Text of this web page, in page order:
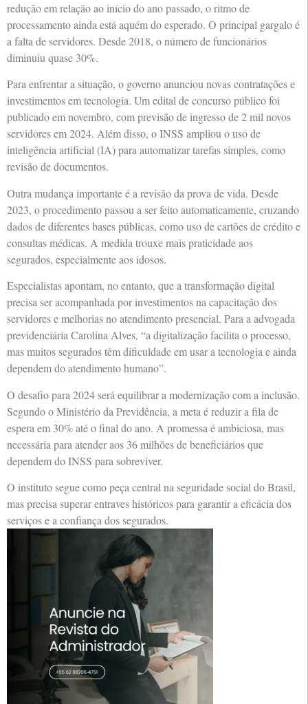
redução em relação ao início do ano passado, o ritmo de
processamento ainda está aquém do esperado. O principal gargalo é
a falta de servidores. Desde 2018, o número de funcionários
diminuiu quase 30%.
Para enfrentar a situação, o governo anunciou novas contratações e
investimentos em tecnologia. Um edital de concurso público foi
publicado em novembro, com previsão de ingresso de 2 mil novos
servidores em 2024. Além disso, o INSS ampliou o uso de
inteligência artificial (IA) para automatizar tarefas simples, como
revisão de documentos.
Outra mudança importante é a revisão da prova de vida. Desde
2023, o procedimento passou a ser feito automaticamente, cruzando
dados de diferentes bases públicas, como uso de cartões de crédito e
consultas médicas. A medida trouxe mais praticidade aos
segurados, especialmente aos idosos.
Especialistas apontam, no entanto, que a transformação digital
precisa ser acompanhada por investimentos na capacitação dos
servidores e melhorias no atendimento presencial. Para a advogada
previdenciária Carolina Alves, “a digitalização facilita o processo,
mas muitos segurados têm dificuldade em usar a tecnologia e ainda
dependem do atendimento humano”.
O desafio para 2024 será equilibrar a modernização com a inclusão.
Segundo o Ministério da Previdência, a meta é reduzir a fila de
espera em 30% até o final do ano. A promessa é ambiciosa, mas
necessária para atender aos 36 milhões de beneficiários que
dependem do INSS para sobreviver.
O instituto segue como peça central na seguridade social do Brasil,
mas precisa superar entraves históricos para garantir a eficácia dos
serviços e a confiança dos segurados.